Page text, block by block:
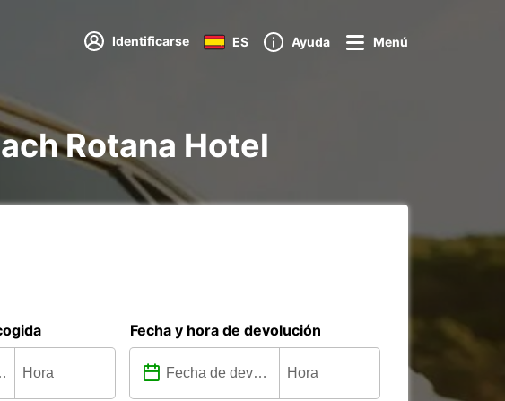
Identificarse ES Ayuda Menú
Rotana Hotel
Fecha y hora de devolución